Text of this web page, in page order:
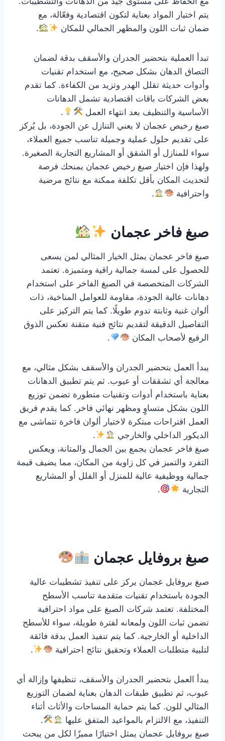
يتم اختيار المواد بعناية لتكون اقتصادية وفعّالة، مع
ضمان ثبات اللون والمظهر الجمالي للمكان
.
تبدأ العملية بتحضير الجدران والأسقف بدقة لضمان
التصاق الدهان بشكل صحيح، مع استخدام تقنيات
وأدوات حديثة تقلل الهدر وتزيد من الكفاءة. كما تقدم
بعض الشركات باقات اقتصادية تشمل الدهانات
الأساسية والتنظيف بعد انتهاء العمل
.
صبغ رخيص عجمان لا يعني التنازل عن الجودة، بل يُركز
على تقديم حلول عملية وجميلة تناسب جميع العملاء،
سواء للمنازل أو الشقق أو المشاريع التجارية الصغيرة.
ولهذا فإن اختيار صبغ رخيص عجمان يمنحك فرصة
لتحديث المكان بأقل تكلفة ممكنة مع نتائج مرضية
واحترافية
.
صبغ فاخر عجمان
صبغ فاخر عجمان يمثل الخيار المثالي لمن يسعى
للحصول على لمسة جمالية راقية ومتميزة. تعتمد
الشركات المتخصصة في الصبغ الفاخر على استخدام
دهانات عالية الجودة، مقاومة للعوامل المناخية، ذات
ألوان غنية وثابتة تدوم طويلًا. كما يتم التركيز على
التفاصيل الدقيقة لتقديم نتائج فنية متقنة تعكس الذوق
الرفيع لأصحاب المكان
.
يبدأ العمل بتحضير الجدران والأسقف بشكل مثالي، مع
معالجة أي تشققات أو عيوب. ثم يتم تطبيق الدهانات
بعناية باستخدام أدوات وتقنيات متطورة تضمن توزيع
اللون بشكل متساوٍ ومظهر نهائي فاخر. كما يقدم فريق
العمل اقتراحات مبتكرة لاختيار ألوان فاخرة تتماشى مع
الديكور الداخلي والخارجي
.
صبغ فاخر عجمان يجمع بين الجمال والمتانة، ويعكس
التفرد والتميز في كل زاوية من المكان، مما يضيف قيمة
جمالية ووظيفية عالية للمنزل أو الفلل أو المشاريع
التجارية
.
صبغ بروفايل عجمان
صبغ بروفايل عجمان يركز على تنفيذ تشطيبات عالية
الجودة باستخدام تقنيات متقدمة تناسب الأسطح
المختلفة. تعتمد شركات الصبغ على مواد احترافية
تضمن ثبات اللون ولمعانه لفترة طويلة، سواء للأسطح
الداخلية أو الخارجية. كما يتم تنفيذ العمل بدقة فائقة
لتلبية متطلبات العملاء وتحقيق نتائج احترافية
.
يبدأ العمل بتحضير الجدران والأسقف، تنظيفها وإزالة أي
عيوب، ثم تطبيق طبقات الدهان بعناية لضمان التوزيع
المثالي للون. كما يتم حماية المساحات والأثاث أثناء
التنفيذ، مع الالتزام بالمواعيد المتفق عليها
.
صبغ بروفايل عجمان يمثل اختيارًا مميزًا لكل من يبحث